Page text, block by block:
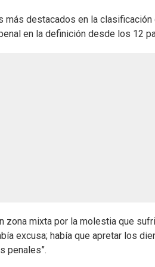
más destacados en la
en la definición desde los 12
zona mixta por la molestia que
excusa; había que apretar los
penales”.